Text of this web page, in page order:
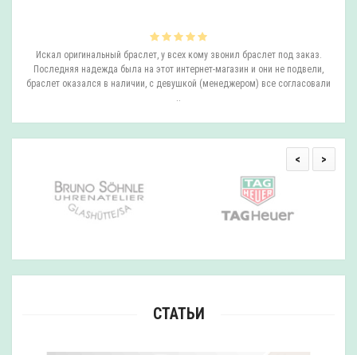
Искал оригинальный браслет, у всех кому звонил браслет под заказ.
Последняя надежда была на этот интернет-магазин и они не подвели,
браслет оказался в наличии, с девушкой (менеджером) все согласовали
..
< >
СТАТЬИ